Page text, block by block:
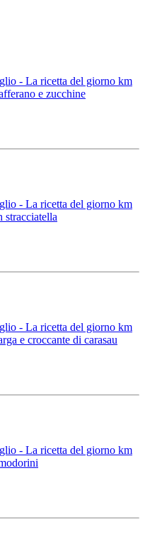
- La ricetta del giorno km
e zucchine
- La ricetta del giorno km
stracciatella
- La ricetta del giorno km
e croccante di carasau
- La ricetta del giorno km